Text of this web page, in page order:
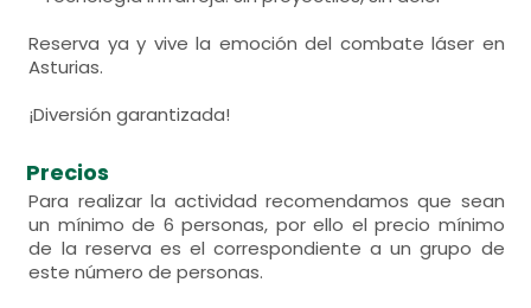
Reserva ya y vive la emoción del combate láser en
Asturias.
¡Diversión garantizada!
Precios
Para realizar la actividad recomendamos que sean
un mínimo de 6 personas, por ello el precio mínimo
de la reserva es el correspondiente a un grupo de
este número de personas.